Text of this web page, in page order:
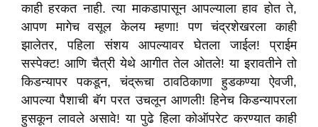
काही हरकत नाही. त्या माकडापासून आपल्याला हाव होत ते,
आपण मागेच वसूल केलय म्हणा! पण चंद्रशेखरला काही
झालेतर, पहिला संशय आपल्यावर घेतला जाईल! प्राईम
सस्पेक्ट! आणि चैत्री येथे आगीत तेल ओतले! या इरावतीने तो
किडन्यापर पकडून, चंद्रूचा ठावठिकाणा हुडकण्या ऐवजी,
आपल्या पैशाची बॅग परत उचलून आणली! हिनेच किडन्यापरला
हुसकून लावले असावे! या पुढे हिला कोऑपरेट करण्यात काही